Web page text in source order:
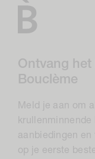
Ontvang het
Bouclème
Meld je aan om
aanbiedingen
op je eerste